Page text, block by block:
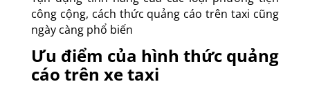
công cộng, cách thức quảng cáo trên taxi cũng
ngày càng phổ biến
Ưu điểm của hình thức quảng
cáo trên xe taxi